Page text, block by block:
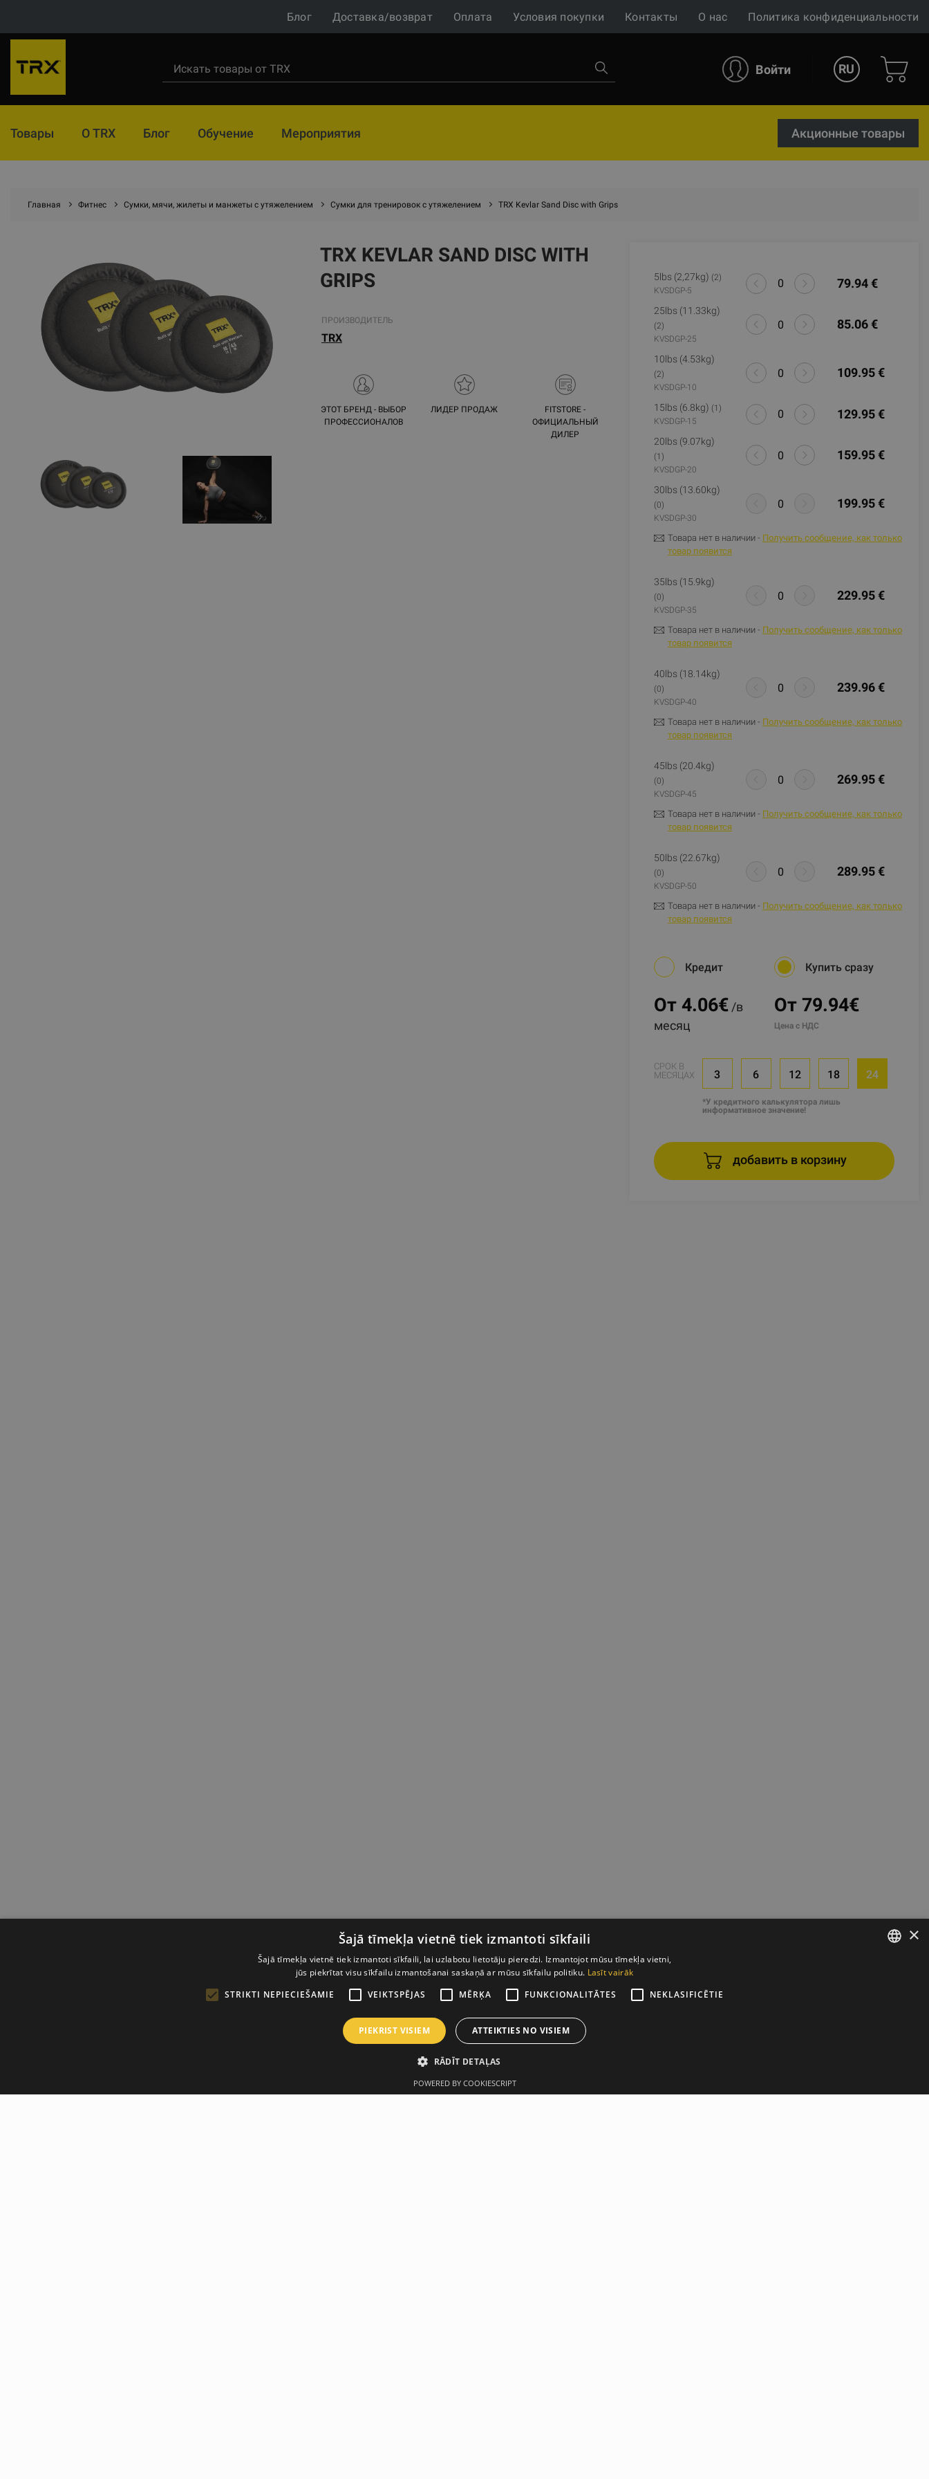
Блог Доставка/возврат Оплата Условия покупки Контакты О нас Политика конфиденциальности
Войти RU
Товары О TRX Блог Обучение Мероприятия Акционные товары
Главная Фитнес Сумки, мячи, жилеты и манжеты с утяжелением Сумки для тренировок с утяжелением TRX Kevlar Sand Disc with Grips
TRX KEVLAR SAND DISC WITH
GRIPS
ПРОИЗВОДИТЕЛЬ
TRX
ЭТОТ БРЕНД - ВЫБОР
ПРОФЕССИОНАЛОВ
ЛИДЕР ПРОДАЖ
FITSTORE -
ОФИЦИАЛЬНЫЙ
ДИЛЕР
5lbs (2,27kg) (2)
KVSDGP-5
79.94 €
25lbs (11.33kg)
(2)
KVSDGP-25
85.06 €
10lbs (4.53kg)
(2)
KVSDGP-10
109.95 €
15lbs (6.8kg) (1)
KVSDGP-15
129.95 €
20lbs (9.07kg)
(1)
KVSDGP-20
159.95 €
30lbs (13.60kg)
(0)
KVSDGP-30
199.95 €
Товара нет в наличии - Получить сообщение, как только
товар появится
35lbs (15.9kg)
(0)
KVSDGP-35
229.95 €
Товара нет в наличии - Получить сообщение, как только
товар появится
40lbs (18.14kg)
(0)
KVSDGP-40
239.96 €
Товара нет в наличии - Получить сообщение, как только
товар появится
45lbs (20.4kg)
(0)
KVSDGP-45
269.95 €
Товара нет в наличии - Получить сообщение, как только
товар появится
50lbs (22.67kg)
(0)
KVSDGP-50
289.95 €
Товара нет в наличии - Получить сообщение, как только
товар появится
Кредит
От 4.06€ /в
месяц
Купить сразу
От 79.94€
Цена с НДС
СРОК В
МЕСЯЦАХ
3 6 12 18 24
*У кредитного калькулятора лишь
информативное значение!
добавить в корзину
Описание Производитель
×
Šajā tīmekļa vietnē tiek izmantoti sīkfaili
Šajā tīmekļa vietnē tiek izmantoti sīkfaili, lai uzlabotu lietotāju pieredzi. Izmantojot mūsu tīmekļa vietni,
jūs piekrītat visu sīkfailu izmantošanai saskaņā ar mūsu sīkfailu politiku. Lasīt vairāk
STRIKTI NEPIECIEŠAMIE
VEIKTSPĒJAS MĒRĶA FUNKCIONALITĀTES NEKLASIFICĒTIE
PIEKRIST VISIEM ATTEIKTIES NO VISIEM
RĀDĪT DETAĻAS
POWERED BY COOKIESCRIPT